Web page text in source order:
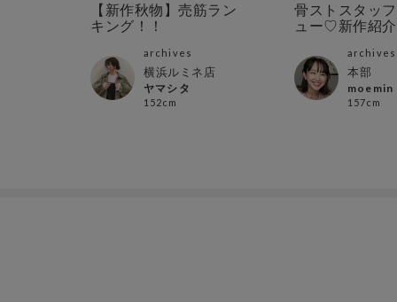
【新作秋物】売筋ラン
キング！！
archives
横浜ルミネ店
ヤマシタ
152cm
骨ストスタッ
ュー♡新作紹
archives
本部
moemin
157cm